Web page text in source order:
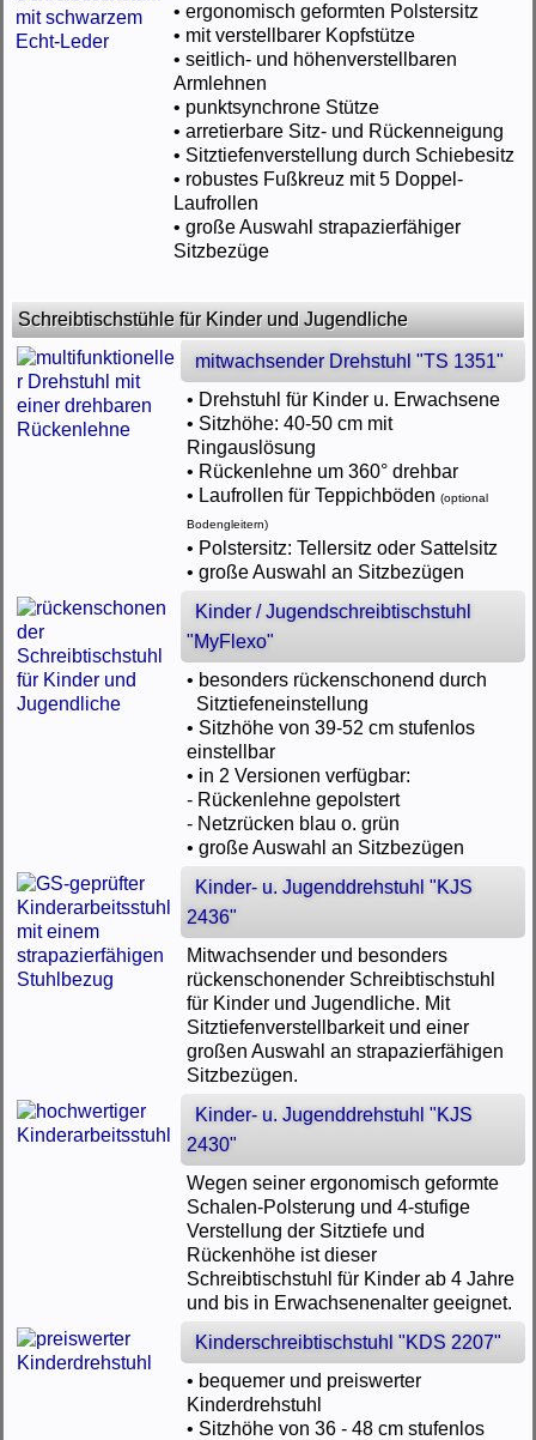
• ergonomisch geformten Polstersitz
• mit verstellbarer Kopfstütze
• seitlich- und höhenverstellbaren
Armlehnen
• punktsynchrone Stütze
• arretierbare Sitz- und Rückenneigung
• Sitztiefenverstellung durch Schiebesitz
• robustes Fußkreuz mit 5 Doppel-
Laufrollen
• große Auswahl strapazierfähiger
Sitzbezüge
Schreibtischstühle für Kinder und Jugendliche
mitwachsender Drehstuhl "TS 1351"
• Drehstuhl für Kinder u. Erwachsene
• Sitzhöhe: 40-50 cm mit
Ringauslösung
• Rückenlehne um 360° drehbar
• Laufrollen für Teppichböden (optional
Bodengleitern)
• Polstersitz: Tellersitz oder Sattelsitz
• große Auswahl an Sitzbezügen
Kinder / Jugendschreibtischstuhl
"MyFlexo"
• besonders rückenschonend durch
Sitztiefeneinstellung
• Sitzhöhe von 39-52 cm stufenlos
einstellbar
• in 2 Versionen verfügbar:
- Rückenlehne gepolstert
- Netzrücken blau o. grün
• große Auswahl an Sitzbezügen
Kinder- u. Jugenddrehstuhl "KJS
2436"
Mitwachsender und besonders
rückenschonender Schreibtischstuhl
für Kinder und Jugendliche. Mit
Sitztiefenverstellbarkeit und einer
großen Auswahl an strapazierfähigen
Sitzbezügen.
Kinder- u. Jugenddrehstuhl "KJS
2430"
Wegen seiner ergonomisch geformte
Schalen-Polsterung und 4-stufige
Verstellung der Sitztiefe und
Rückenhöhe ist dieser
Schreibtischstuhl für Kinder ab 4 Jahre
und bis in Erwachsenenalter geeignet.
Kinderschreibtischstuhl "KDS 2207"
• bequemer und preiswerter
Kinderdrehstuhl
• Sitzhöhe von 36 - 48 cm stufenlos